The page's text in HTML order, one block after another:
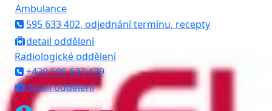
Ambulance
595 633 402, odjednání termínu, recepty
detail oddělení
Radiologické oddělení
+420 595 633 479
detail oddělení